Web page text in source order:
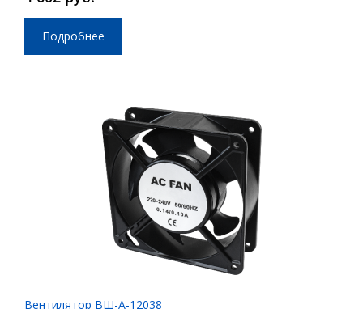
Подробнее
Вентилятор ВШ-А-12038